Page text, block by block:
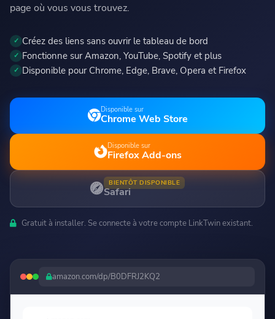
Commencer
🇫🇷 Français
page où vous vous trouvez.
Créez des liens sans ouvrir le tableau de bord
Fonctionne sur Amazon, YouTube, Spotify et plus
Disponible pour Chrome, Edge, Brave, Opera et Firefox
Disponible sur
Chrome Web Store
Disponible sur
Firefox Add-ons
BIENTÔT DISPONIBLE
Safari
Gratuit à installer. Se connecte à votre compte LinkTwin existant.
amazon.com/dp/B0DFRJ2KQ2